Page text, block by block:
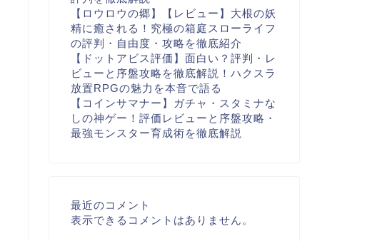
【ロウロウの郷】【レビュー】大根の妖
精に癒される！究極の箱庭スローライフ
の評判・自由度・攻略を徹底紹介
【ドットアビス評価】面白い？評判・レ
ビューと序盤攻略を徹底解説！ハクスラ
放置RPGの魅力を本音で語る
【コインサマナー】ガチャ・スタミナな
しの神ゲー！評価レビューと序盤攻略・
最強モンスター育成術を徹底解説
最近のコメント
表示できるコメントはありません。